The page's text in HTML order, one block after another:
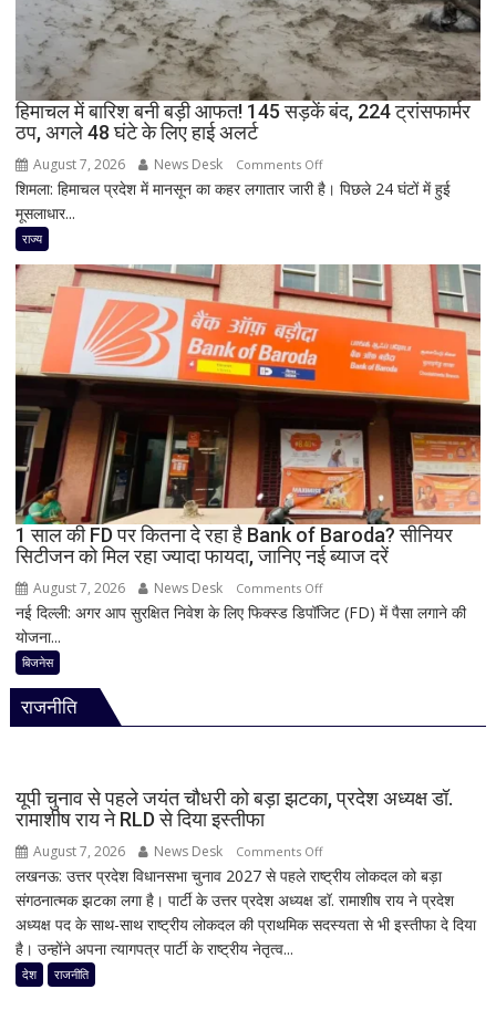
शिक्षक
समेत
4
की
मौत,
हिमाचल में बारिश बनी बड़ी आफत! 145 सड़कें बंद, 224 ट्रांसफार्मर
ठप, अगले 48 घंटे के लिए हाई अलर्ट
August 7, 2026 News Desk Comments Offon
हिमाचल
बनी
आफत!
145
ट्रांसफार्मर
ठप,
अगले
48
घंटे
के
हाई
शिमला: हिमाचल प्रदेश में मानसून का कहर लगातार जारी है। पिछले 24 घंटों में हुई
मूसलाधार...
राज्य
1 साल की FD पर कितना दे रहा है Bank of Baroda? सीनियर
सिटीजन को मिल रहा ज्यादा फायदा, जानिए नई ब्याज दरें
August 7, 2026 News Desk Comments Offon
1
है
of
Baroda?
सीनियर
सिटीजन
नई दिल्ली: अगर आप सुरक्षित निवेश के लिए फिक्स्ड डिपॉजिट (FD) में पैसा लगाने की
योजना...
बिजनेस
राजनीति
यूपी चुनाव से पहले जयंत चौधरी को बड़ा झटका, प्रदेश अध्यक्ष डॉ.
रामाशीष राय ने RLD से दिया इस्तीफा
August 7, 2026 News Desk Comments Offon
यूपी
चुनाव
से
लखनऊ: उत्तर प्रदेश विधानसभा चुनाव 2027 से पहले राष्ट्रीय लोकदल को बड़ा
संगठनात्मक झटका लगा है। पार्टी के उत्तर प्रदेश अध्यक्ष डॉ. रामाशीष राय ने प्रदेश
अध्यक्ष पद के साथ-साथ राष्ट्रीय लोकदल की प्राथमिक सदस्यता से भी इस्तीफा दे दिया
है। उन्होंने अपना त्यागपत्र पार्टी के राष्ट्रीय नेतृत्व...
देश राजनीति